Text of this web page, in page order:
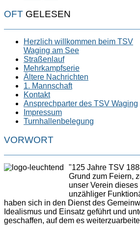
OFT GELESEN
Herzlich willkommen beim TSV
Waging am See
Straßenlauf
Mehrkampfserie
Ältere Nachrichten
1. Mannschaft
Kontakt
Ansprechparter des TSV Waging
Impressum
Turnhallenbelegung
VORWORT
"125 Jahre TSV
Grund zum Feiern,
unser Verein
unzähliger
haben sich in den Dienst des
Idealismus und Einsatz geführt und
geschaffen, auf dem es